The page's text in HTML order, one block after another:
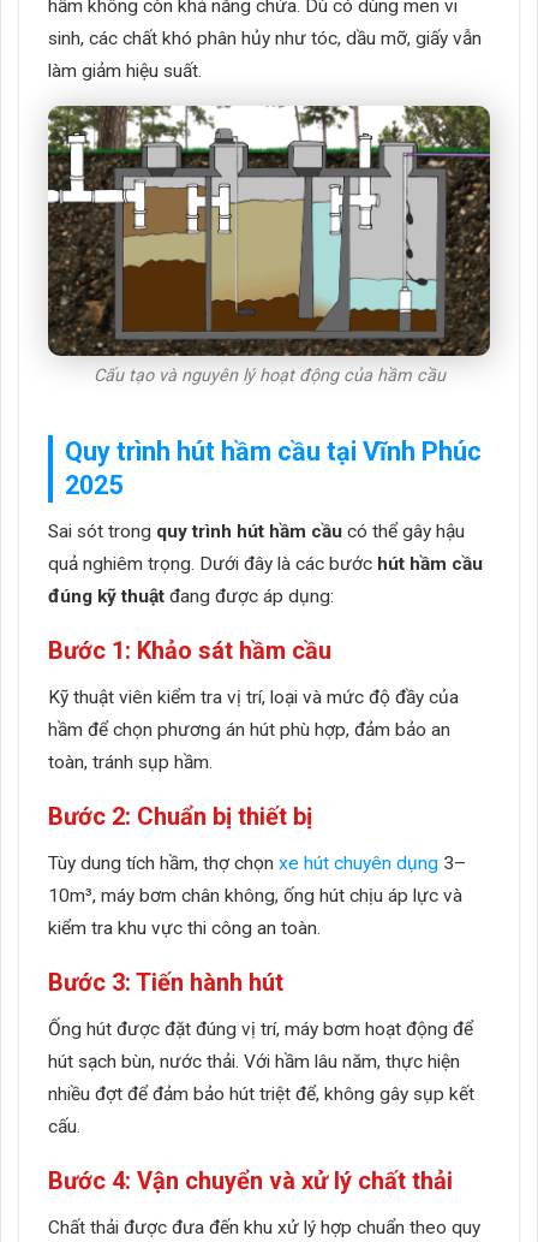
hầm không còn khả năng chứa. Dù có dùng men vi
sinh, các chất khó phân hủy như tóc, dầu mỡ, giấy vẫn
làm giảm hiệu suất.
Cấu tạo và nguyên lý hoạt động của hầm cầu
Quy trình hút hầm cầu tại Vĩnh Phúc
2025
Sai sót trong quy trình hút hầm cầu có thể gây hậu
quả nghiêm trọng. Dưới đây là các bước hút hầm cầu
đúng kỹ thuật đang được áp dụng:
Bước 1: Khảo sát hầm cầu
Kỹ thuật viên kiểm tra vị trí, loại và mức độ đầy của
hầm để chọn phương án hút phù hợp, đảm bảo an
toàn, tránh sụp hầm.
Bước 2: Chuẩn bị thiết bị
Tùy dung tích hầm, thợ chọn xe hút chuyên dụng 3–
10m³, máy bơm chân không, ống hút chịu áp lực và
kiểm tra khu vực thi công an toàn.
Bước 3: Tiến hành hút
Ống hút được đặt đúng vị trí, máy bơm hoạt động để
hút sạch bùn, nước thải. Với hầm lâu năm, thực hiện
nhiều đợt để đảm bảo hút triệt để, không gây sụp kết
cấu.
Bước 4: Vận chuyển và xử lý chất thải
Chất thải được đưa đến khu xử lý hợp chuẩn theo quy